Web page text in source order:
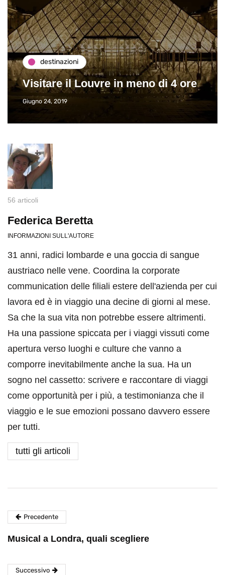
destinazioni
Visitare il Louvre in meno di 4 ore
Giugno 24, 2019
56 articoli
Federica Beretta
INFORMAZIONI SULL'AUTORE
31 anni, radici lombarde e una goccia di sangue
austriaco nelle vene. Coordina la corporate
communication delle filiali estere dell'azienda per cui
lavora ed è in viaggio una decine di giorni al mese.
Sa che la sua vita non potrebbe essere altrimenti.
Ha una passione spiccata per i viaggi vissuti come
apertura verso luoghi e culture che vanno a
comporre inevitabilmente anche la sua. Ha un
sogno nel cassetto: scrivere e raccontare di viaggi
come opportunità per i più, a testimonianza che il
viaggio e le sue emozioni possano davvero essere
per tutti.
tutti gli articoli
Precedente
Musical a Londra, quali scegliere
Successivo